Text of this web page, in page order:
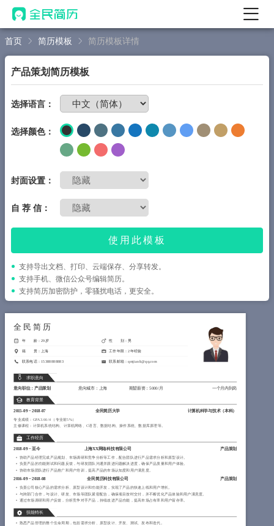
首页
AI 简历工具
AI 优化简历
AI 翻译简历
AI 诊断简历
AI 模拟面试
面试自我介绍
简历教程
登录 / 注册
首页 简历模板 简历模板详情
产品策划简历模板
选择语言：
选择颜色：
封面设置：
自 荐 信：
使用此模板
支持导出文档、打印、云端保存、分享转发。
支持手机、微信公众号编辑简历。
支持简历加密防护，零骚扰电话，更安全。
全民简历
年 龄：29岁 性 别：男
籍 贯：上海 工作年限：2年经验
联系电话：15388888883 联系邮箱：qmjianli@qq.com
求职意向
意向职位：产品策划 意向城市：上海 期望薪资：5000/月 一个月内到岗
教育背景
2015-09~2018-07 全民简历大学 计算机科学与技术（本科）
专业成绩：GPA 3.66/4 （专业前5%）
主修课程：计算机系统结构、计算机网络、C语言、数据结构、操作系统、数据库原理等。
工作经历
2018-09~至今 上海XX网络科技有限公司 产品策划
协助产品经理完成产品规划、市场调研和竞争分析等工作，配合团队进行产品需求分析和原型设计。
负责产品的功能测试和问题反馈，与研发团队沟通并跟进问题解决进度，确保产品质量和用户体验。
协助市场团队进行产品推广和用户培训，提高产品的市场认知度和用户满意度。
2016-09~2018-08 全民简历科技有限公司 产品策划
负责公司核心产品的需求分析、原型设计和功能开发，实现了产品的快速上线和用户增长。
与跨部门合作，与设计、研发、市场等团队紧密配合，确保项目按时交付，并不断优化产品体验和用户满意度。
通过市场调研和用户反馈，分析竞争对手产品，持续改进产品功能，提高市场占有率和用户留存率。
技能特长
熟悉产品管理的整个生命周期，包括需求分析、原型设计、开发、测试、发布和迭代。